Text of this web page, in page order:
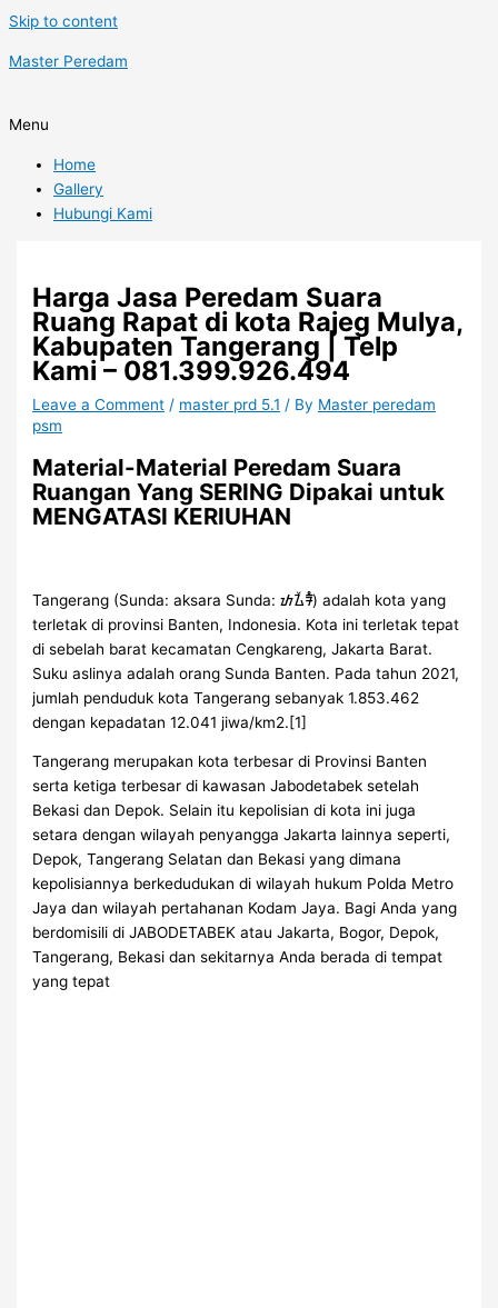
Skip to content
Master Peredam
Menu
Home
Gallery
Hubungi Kami
Harga Jasa Peredam Suara
Ruang Rapat di kota Rajeg Mulya,
Kabupaten Tangerang | Telp
Kami – 081.399.926.494
Leave a Comment / master prd 5.1 / By Master peredam
psm
Material-Material Peredam Suara
Ruangan Yang SERING Dipakai untuk
MENGATASI KERIUHAN
Tangerang (Sunda: aksara Sunda: ᮒᮍᮨᮛᮀ) adalah kota yang
terletak di provinsi Banten, Indonesia. Kota ini terletak tepat
di sebelah barat kecamatan Cengkareng, Jakarta Barat.
Suku aslinya adalah orang Sunda Banten. Pada tahun 2021,
jumlah penduduk kota Tangerang sebanyak 1.853.462
dengan kepadatan 12.041 jiwa/km2.[1]
Tangerang merupakan kota terbesar di Provinsi Banten
serta ketiga terbesar di kawasan Jabodetabek setelah
Bekasi dan Depok. Selain itu kepolisian di kota ini juga
setara dengan wilayah penyangga Jakarta lainnya seperti,
Depok, Tangerang Selatan dan Bekasi yang dimana
kepolisiannya berkedudukan di wilayah hukum Polda Metro
Jaya dan wilayah pertahanan Kodam Jaya. Bagi Anda yang
berdomisili di JABODETABEK atau Jakarta, Bogor, Depok,
Tangerang, Bekasi dan sekitarnya Anda berada di tempat
yang tepat